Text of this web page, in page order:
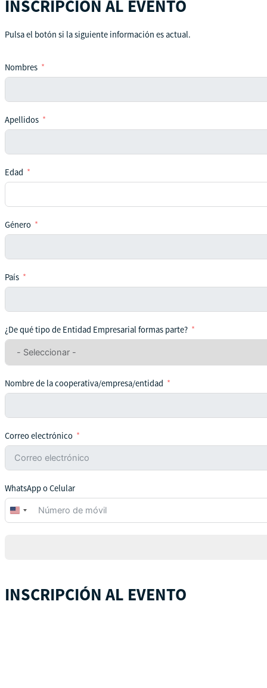
INSCRIPCIÓN AL EVENTO
Pulsa el botón si la siguiente información es actual.
Nombres
Apellidos
Edad
Género
País
¿De qué tipo de Entidad Empresarial formas parte?
Nombre de la cooperativa/empresa/entidad
Correo electrónico
WhatsApp o Celular
United
States
INSCRIPCIÓN AL EVENTO